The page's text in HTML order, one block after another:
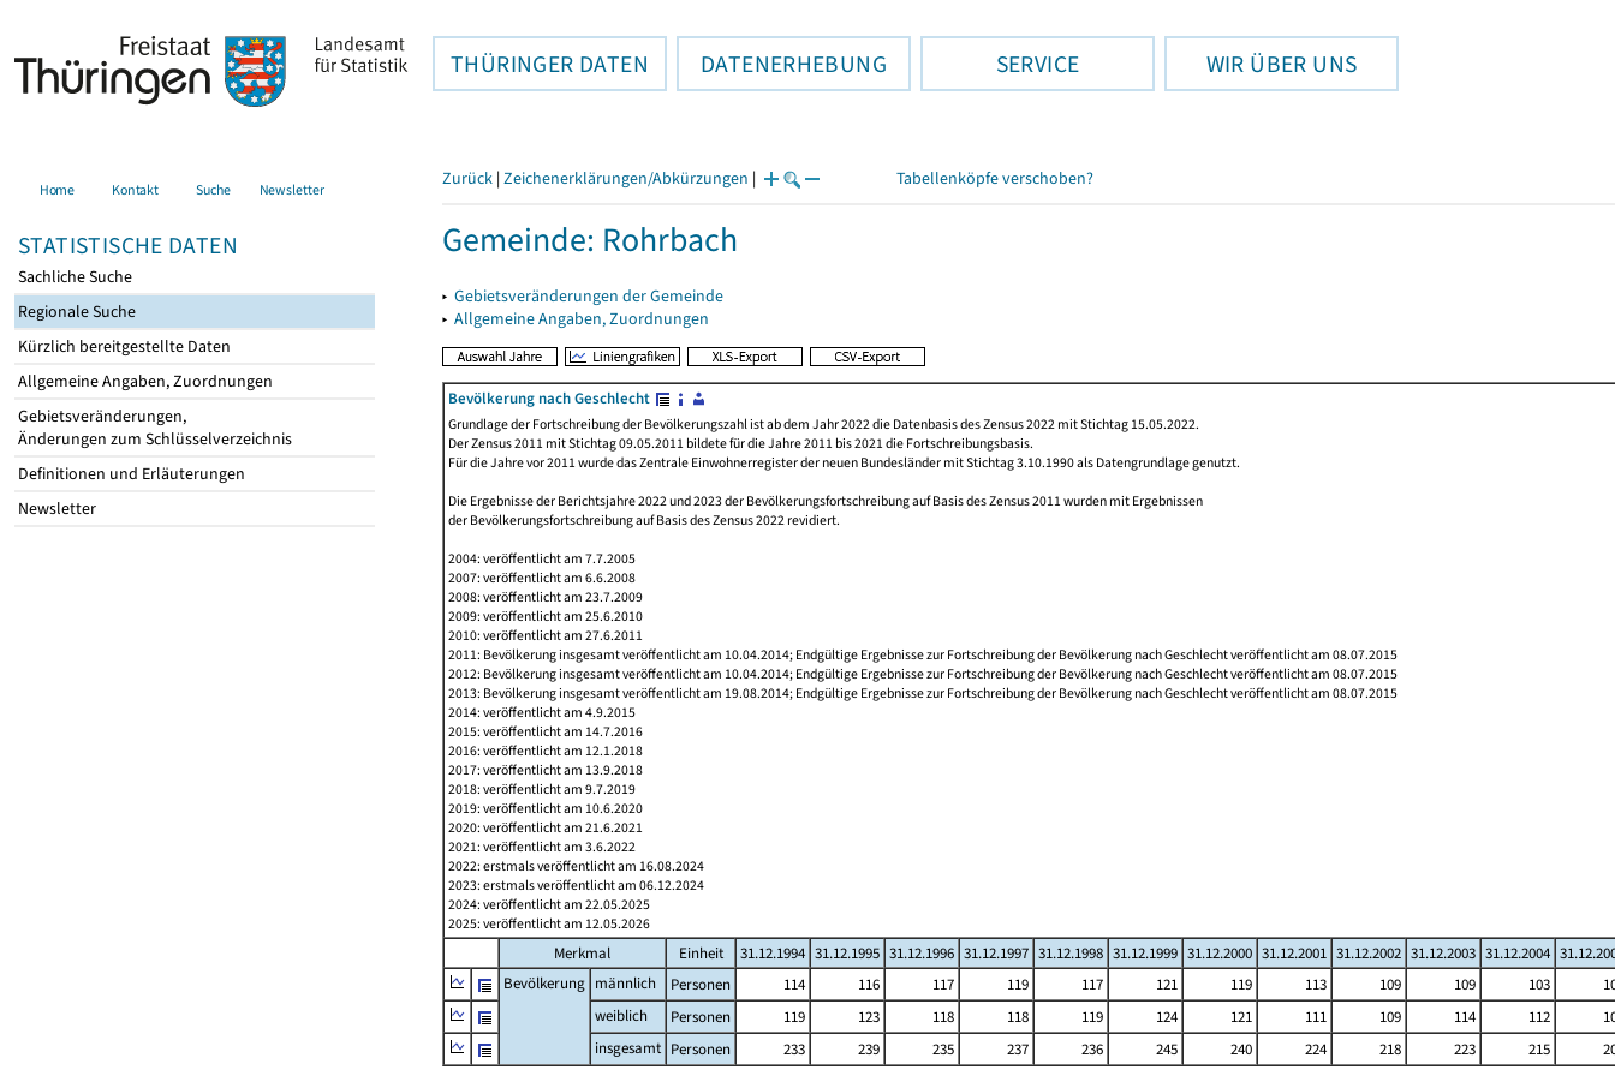
THÜRINGER DATEN DATENERHEBUNG SERVICE WIR ÜBER UNS
Home Kontakt Suche Newsletter
STATISTISCHE DATEN
Sachliche Suche
Regionale Suche
Kürzlich bereitgestellte Daten
Allgemeine Angaben, Zuordnungen
Gebietsveränderungen,
Änderungen zum Schlüsselverzeichnis
Definitionen und Erläuterungen
Newsletter
Zurück | Zeichenerklärungen/Abkürzungen | Tabellenköpfe verschoben?
Gemeinde: Rohrbach
▸ Gebietsveränderungen der Gemeinde
▸ Allgemeine Angaben, Zuordnungen
Bevölkerung nach Geschlecht
Grundlage der Fortschreibung der Bevölkerungszahl ist ab dem Jahr 2022 die Datenbasis des Zensus 2022 mit Stichtag 15.05.2022.
Der Zensus 2011 mit Stichtag 09.05.2011 bildete für die Jahre 2011 bis 2021 die Fortschreibungsbasis.
Für die Jahre vor 2011 wurde das Zentrale Einwohnerregister der neuen Bundesländer mit Stichtag 3.10.1990 als Datengrundlage genutzt.
Die Ergebnisse der Berichtsjahre 2022 und 2023 der Bevölkerungsfortschreibung auf Basis des Zensus 2011 wurden mit Ergebnissen
der Bevölkerungsfortschreibung auf Basis des Zensus 2022 revidiert.
2004: veröffentlicht am 7.7.2005
2007: veröffentlicht am 6.6.2008
2008: veröffentlicht am 23.7.2009
2009: veröffentlicht am 25.6.2010
2010: veröffentlicht am 27.6.2011
2011: Bevölkerung insgesamt veröffentlicht am 10.04.2014; Endgültige Ergebnisse zur Fortschreibung der Bevölkerung nach Geschlecht veröffentlicht am 08.07.2015
2012: Bevölkerung insgesamt veröffentlicht am 10.04.2014; Endgültige Ergebnisse zur Fortschreibung der Bevölkerung nach Geschlecht veröffentlicht am 08.07.2015
2013: Bevölkerung insgesamt veröffentlicht am 19.08.2014; Endgültige Ergebnisse zur Fortschreibung der Bevölkerung nach Geschlecht veröffentlicht am 08.07.2015
2014: veröffentlicht am 4.9.2015
2015: veröffentlicht am 14.7.2016
2016: veröffentlicht am 12.1.2018
2017: veröffentlicht am 13.9.2018
2018: veröffentlicht am 9.7.2019
2019: veröffentlicht am 10.6.2020
2020: veröffentlicht am 21.6.2021
2021: veröffentlicht am 3.6.2022
2022: erstmals veröffentlicht am 16.08.2024
2023: erstmals veröffentlicht am 06.12.2024
2024: veröffentlicht am 22.05.2025
2025: veröffentlicht am 12.05.2026
Merkmal Einheit 31.12.1994 31.12.1995 31.12.1996 31.12.1997 31.12.1998 31.12.1999 31.12.2000 31.12.2001 31.12.2002 31.12.2003 31.12.2004
Bevölkerung männlich Personen 114 116 117 119 117 121 119 113 109 109 103
weiblich
Personen 119 123 118 118 119 124 121 111 109 114 112
insgesamt Personen 233 239 235 237 236 245 240 224 218 223 215